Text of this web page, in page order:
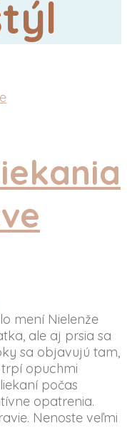
mení Nielenže
ale aj prsia sa
sa objavujú tam,
opuchmi
počas
opatrenia.
Nenoste veľmi